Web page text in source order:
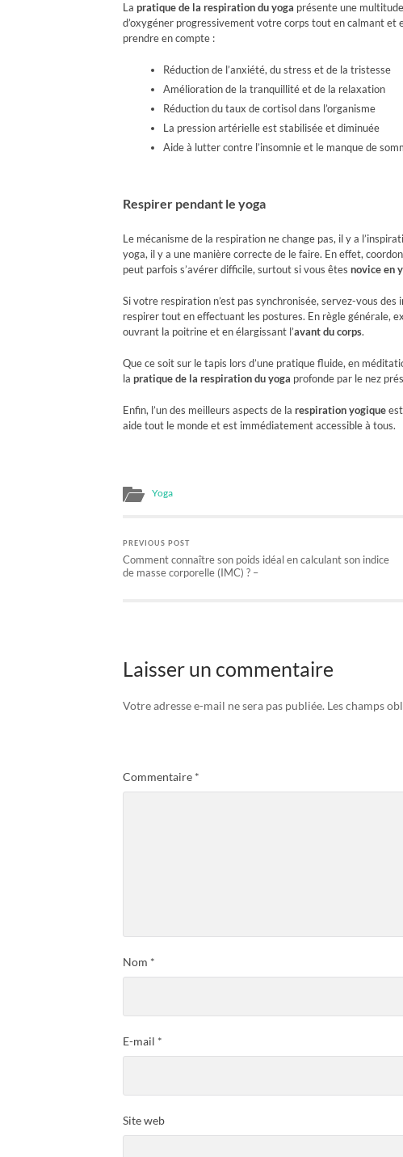
La pratique de la respiration du yoga présente une
d’oxygéner progressivement votre corps tout en calmant et
prendre en compte :
Réduction de l’anxiété, du stress et de la tristesse
Amélioration de la tranquillité et de la relaxation
Réduction du taux de cortisol dans l’organisme
La pression artérielle est stabilisée et diminuée
Aide à lutter contre l’insomnie et le manque de
Respirer pendant le yoga
Le mécanisme de la respiration ne change pas, il y a
yoga, il y a une manière correcte de le faire. En effet,
peut parfois s’avérer difficile, surtout si vous êtes novice en
Si votre respiration n’est pas synchronisée, servez-vous
respirer tout en effectuant les postures. En règle générale,
ouvrant la poitrine et en élargissant l’avant du corps.
Que ce soit sur le tapis lors d’une pratique fluide, en
la pratique de la respiration du yoga profonde par le nez
Enfin, l’un des meilleurs aspects de la respiration yogique
aide tout le monde et est immédiatement accessible à tous.
Yoga
PREVIOUS POST
Comment connaître son poids idéal en calculant son indice
de masse corporelle (IMC) ? –
Laisser un commentaire
Votre adresse e-mail ne sera pas publiée. Les champs
Commentaire *
Nom *
E-mail *
Site web